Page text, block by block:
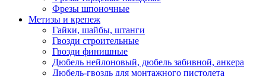
Фрезы шпоночные
Метизы и крепеж
Гайки, шайбы, штанги
Гвозди строительные
Гвозди финишные
Дюбель нейлоновый, дюбель забивной, анкера
Дюбель-гвоздь для монтажного пистолета